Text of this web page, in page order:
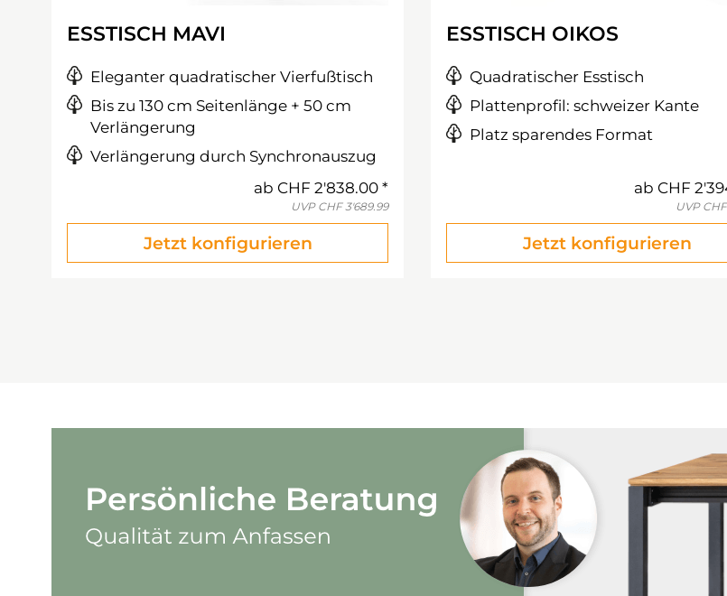
ESSTISCH MAVI
Eleganter quadratischer Vierfußtisch
Bis zu 130 cm Seitenlänge + 50 cm
Verlängerung
Verlängerung durch Synchronauszug
ab CHF 2'838.00
UVP CHF 3'689.99
Jetzt konfigurieren
ESSTISCH OIKOS
Quadratischer Esstisch
Plattenprofil: schweizer Kante
Platz sparendes Format
ab CHF
UVP
Jetzt konfigurieren